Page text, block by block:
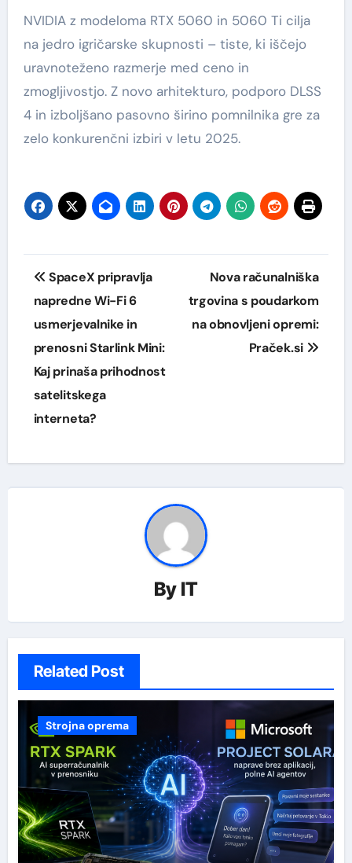
NVIDIA z modeloma RTX 5060 in 5060 Ti cilja
na jedro igričarske skupnosti – tiste, ki iščejo
uravnoteženo razmerje med ceno in
zmogljivostjo. Z novo arhitekturo, podporo DLSS
4 in izboljšano pasovno širino pomnilnika gre za
zelo konkurenčni izbiri v letu 2025.
Navigacija
prispevka
SpaceX pripravlja
napredne Wi-Fi 6
usmerjevalnike in
prenosni Starlink Mini:
Kaj prinaša prihodnost
satelitskega
interneta?
Nova računalniška
trgovina s poudarkom
na obnovljeni opremi:
Praček.si
By IT
Related Post
Strojna oprema